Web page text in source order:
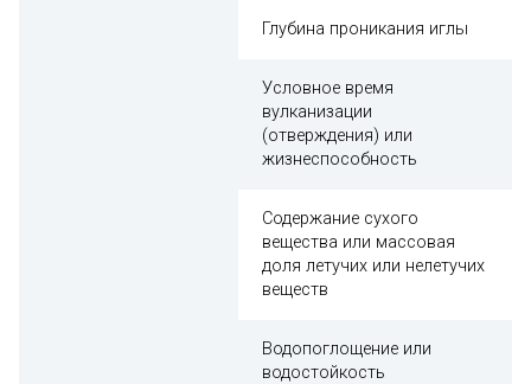
Глубина проникания иглы
Условное время
вулканизации
(отверждения) или
жизнеспособность
Содержание сухого
вещества или массовая
доля летучих или нелетучих
веществ
Водопоглощение или
водостойкость